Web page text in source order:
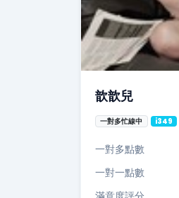
歆歆兒
一對多忙線中 i349
一對多點數
一對一點數